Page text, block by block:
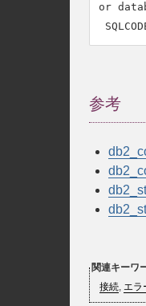
or
参考
関連キーワ
接続, エラ